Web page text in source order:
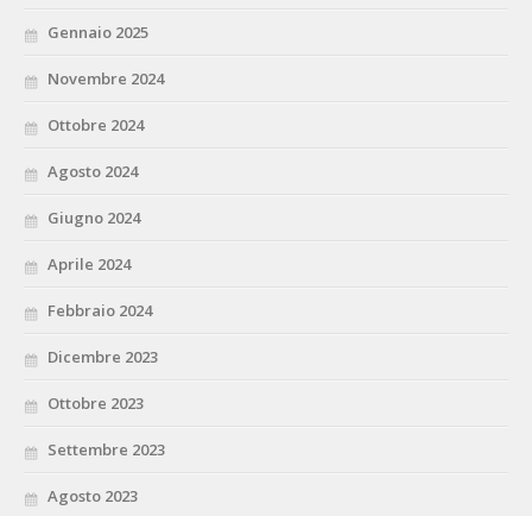
Gennaio 2025
Novembre 2024
Ottobre 2024
Agosto 2024
Giugno 2024
Aprile 2024
Febbraio 2024
Dicembre 2023
Ottobre 2023
Settembre 2023
Agosto 2023